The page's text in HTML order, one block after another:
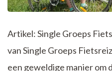
Artikel: Single Groeps
van Single Groeps
een geweldige manier om